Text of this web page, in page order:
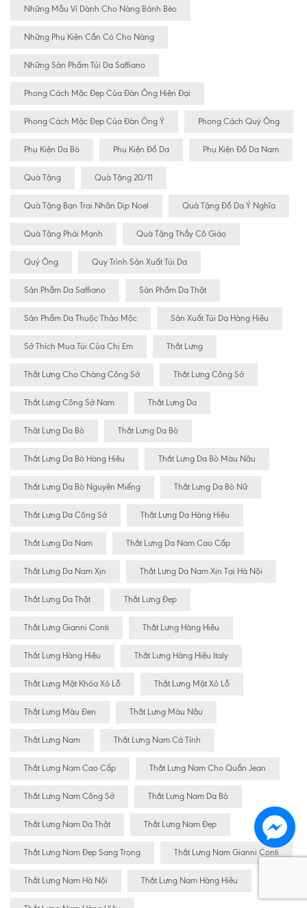
Những Mẫu Ví Dành Cho Nàng Bánh Bèo
Những Phụ Kiện Cần Có Cho Nàng
Những Sản Phẩm Túi Da Saffiano
Phong Cách Mặc Đẹp Của Đàn Ông Hiện Đại
Phong Cách Mặc Đẹp Của Đàn Ông Ý Phong Cách Quý Ông
Phụ Kiện Da Bò Phụ Kiện Đồ Da Phụ Kiện Đồ Da Nam
Quà Tặng Quà Tặng 20/11
Quà Tặng Bạn Trai Nhân Dịp Noel Quà Tặng Đồ Da Ý Nghĩa
Quà Tặng Phái Mạnh Quà Tặng Thầy Cô Giáo
Quý Ông Quy Trình Sản Xuất Túi Da
Sản Phẩm Da Saffiano Sản Phẩm Da Thật
Sản Phẩm Da Thuộc Thảo Mộc Sản Xuất Túi Da Hàng Hiệu
Sở Thích Mua Túi Của Chị Em Thắt Lưng
Thắt Lưng Cho Chàng Công Sở Thắt Lưng Công Sở
Thắt Lưng Công Sở Nam Thắt Lưng Da
Thăt Lưng Da Bò Thắt Lưng Da Bò
Thắt Lưng Da Bò Hàng Hiêu Thắt Lưng Da Bò Màu Nâu
Thắt Lưng Da Bò Nguyên Miếng Thắt Lưng Da Bò Nữ
Thắt Lưng Da Công Sở Thắt Lưng Da Hàng Hiệu
Thắt Lưng Da Nam Thắt Lưng Da Nam Cao Cấp
Thắt Lưng Da Nam Xịn Thắt Lưng Da Nam Xịn Tại Hà Nội
Thắt Lưng Da Thật Thắt Lưng Đẹp
Thắt Lưng Gianni Conti Thắt Lưng Hàng Hiêu
Thắt Lưng Hàng Hiệu Thắt Lưng Hàng Hiệu Italy
Thắt Lưng Mặt Khóa Xỏ Lỗ Thắt Lưng Mặt Xỏ Lỗ
Thắt Lưng Màu Đen Thắt Lưng Màu Nâu
Thắt Lưng Nam Thắt Lưng Nam Cá Tính
Thắt Lưng Nam Cao Cấp Thắt Lưng Nam Cho Quần Jean
Thắt Lưng Nam Công Sở Thắt Lưng Nam Da Bò
Thắt Lưng Nam Da Thật Thắt Lưng Nam Đẹp
Thắt Lưng Nam Đẹp Sang Trọng Thắt Lưng Nam Gianni Conti
Thắt Lưng Nam Hà Nội Thắt Lưng Nam Hàng Hiêu